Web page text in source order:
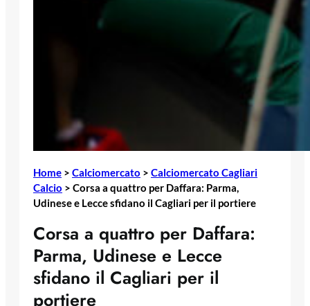
Home > Calciomercato > Calciomercato Cagliari
Calcio > Corsa a quattro per Daffara: Parma,
Udinese e Lecce sfidano il Cagliari per il portiere
Corsa a quattro per Daffara:
Parma, Udinese e Lecce
sfidano il Cagliari per il
portiere